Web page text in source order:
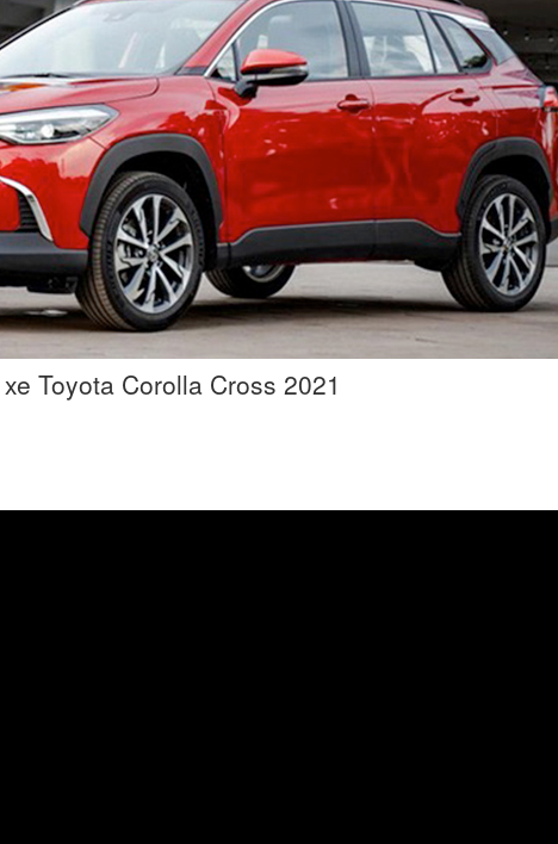
Toyota Corolla Cross 2021